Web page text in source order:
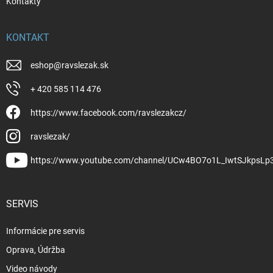
KONTAKT
eshop@ravslezak.sk
+ 420 585 114 476
https://www.facebook.com/ravslezakcz/
ravslezak/
https://www.youtube.com/channel/
SERVIS
Informácie pre servis
Oprava, Údržba
Video návody